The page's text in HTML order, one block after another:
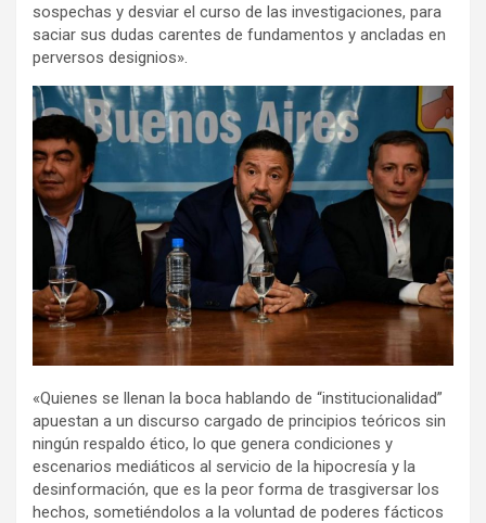
sospechas y desviar el curso de las investigaciones, para
saciar sus dudas carentes de fundamentos y ancladas en
perversos designios».
«Quienes se llenan la boca hablando de “institucionalidad”
apuestan a un discurso cargado de principios teóricos sin
ningún respaldo ético, lo que genera condiciones y
escenarios mediáticos al servicio de la hipocresía y la
desinformación, que es la peor forma de trasgiversar los
hechos, sometiéndolos a la voluntad de poderes fácticos